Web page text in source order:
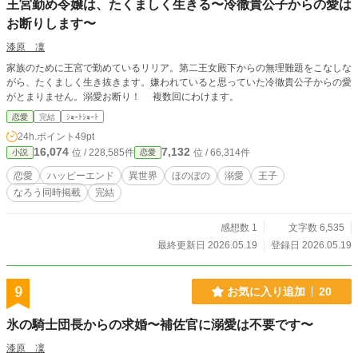
王宮勤め令嬢は、たくましく生きる〜冷徹貴公子からの愛は
お断りします〜
漆原 凜
家族のために王宮で勤めているリリア。第二王女殿下からの無理難題をこなしな
がら、たくましく生き抜きます。嫌われていると思っていた冷徹貴公子からの愛
がとまりません。溺愛お断り！ 複数回にわけます。
恋愛 完結 ｼｮｰﾄｼｮｰﾄ
24h.ポイント 49pt
小説 16,074 位 / 228,585件 恋愛 7,132 位 / 66,314件
恋愛 ハッピーエンド 異世界 ほのぼの 溺愛
王子
なろう同時掲載
完結
感想数 1
文字数 6,535
最終更新日 2026.05.19
登録日 2026.05.19
9 お気に入り追加 20
氷の騎士団長からの求婚〜補佐官に溺愛は不要です〜
漆原 凜